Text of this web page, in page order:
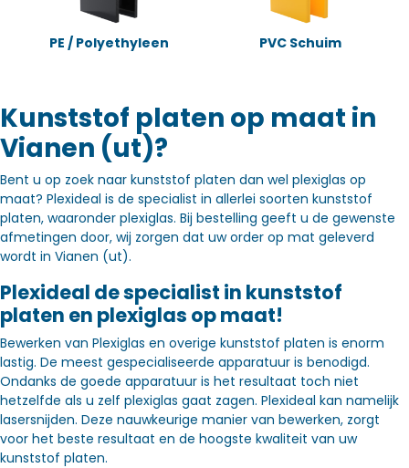
PE / Polyethyleen PVC Schuim
Kunststof platen op maat in
Vianen (ut)?
Bent u op zoek naar kunststof platen dan wel plexiglas op
maat? Plexideal is de specialist in allerlei soorten kunststof
platen, waaronder plexiglas. Bij bestelling geeft u de gewenste
afmetingen door, wij zorgen dat uw order op mat geleverd
wordt in Vianen (ut).
Plexideal de specialist in kunststof
platen en plexiglas op maat!
Bewerken van Plexiglas en overige kunststof platen is enorm
lastig. De meest gespecialiseerde apparatuur is benodigd.
Ondanks de goede apparatuur is het resultaat toch niet
hetzelfde als u zelf plexiglas gaat zagen. Plexideal kan namelijk
lasersnijden. Deze nauwkeurige manier van bewerken, zorgt
voor het beste resultaat en de hoogste kwaliteit van uw
kunststof platen.